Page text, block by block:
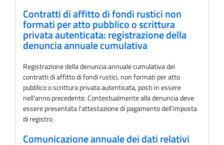
Contratti di affitto di fondi rustici non
formati per atto pubblico o scrittura
privata autenticata: registrazione della
denuncia annuale cumulativa
Registrazione della denuncia annuale cumulativa dei
contratti di affitto di fondi rustici, non formati per atto
pubblico o scrittura privata autenticata, posti in essere
nell'anno precedente. Contestualmente alla denuncia deve
essere presentata l'attestazione di pagamento dell'imposta
di registro
Comunicazione annuale dei dati relativi